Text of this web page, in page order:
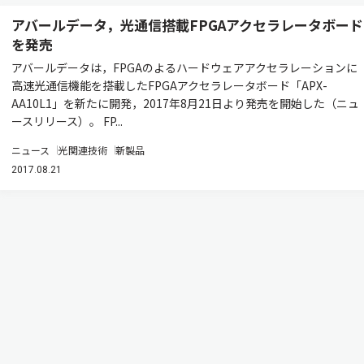
アバールデータ，光通信搭載FPGAアクセラレータボード
を発売
アバールデータは，FPGAのよるハードウェアアクセラレーションに
高速光通信機能を搭載したFPGAアクセラレータボード「APX-
AA10L1」を新たに開発，2017年8月21日より発売を開始した（ニュ
ースリリース）。 FP...
ニュース 光関連技術 新製品
2017.08.21